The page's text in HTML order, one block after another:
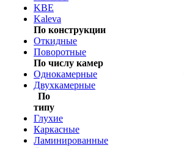
KBE
Kaleva
По конструкции
Откидные
Поворотные
По числу камер
Однокамерные
Двухкамерные
По
типу
Глухие
Каркасные
Ламинированные